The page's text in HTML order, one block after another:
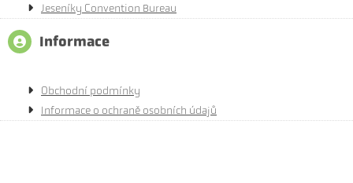
Jeseníky Convention Bureau
Informace
Obchodní podmínky
Informace o ochraně osobních údajů